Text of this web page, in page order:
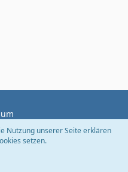
Nutzung unserer Seite erklären
setzen.